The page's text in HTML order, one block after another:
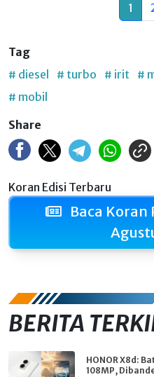
1
Tag
# diesel
# turbo # irit #
# mobil
Share
Koran Edisi Terbaru
Baca Koran
BERITA
HONOR X8d:
108MP,